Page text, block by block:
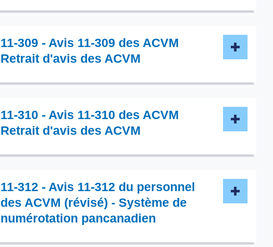
11-309 - Avis 11-309 des ACVM
Retrait d'avis des ACVM
11-310 - Avis 11-310 des ACVM
Retrait d'avis des ACVM
11-312 - Avis 11-312 du personnel
des ACVM (révisé) - Système de
numérotation pancanadien